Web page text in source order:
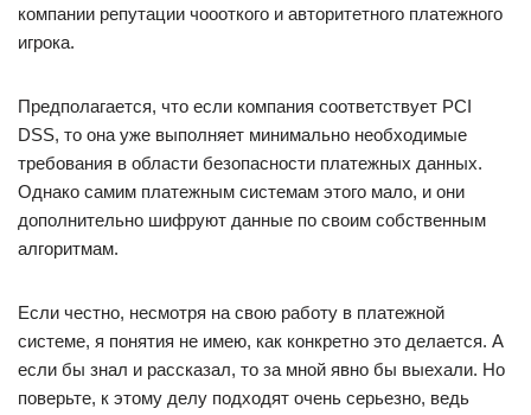
компании репутации чоооткого и авторитетного платежного
игрока.
Предполагается, что если компания соответствует PCI
DSS, то она уже выполняет минимально необходимые
требования в области безопасности платежных данных.
Однако самим платежным системам этого мало, и они
дополнительно шифруют данные по своим собственным
алгоритмам.
Если честно, несмотря на свою работу в платежной
системе, я понятия не имею, как конкретно это делается. А
если бы знал и рассказал, то за мной явно бы выехали. Но
поверьте, к этому делу подходят очень серьезно, ведь